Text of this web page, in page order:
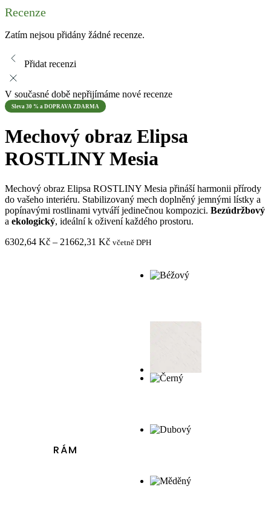
Recenze
Zatím nejsou přidány žádné recenze.
Přidat recenzi
V současné době nepřijímáme nové recenze
Sleva 30 % a DOPRAVA ZDARMA
Mechový obraz Elipsa
ROSTLINY Mesia
Mechový obraz Elipsa ROSTLINY Mesia přináší harmonii přírody
do vašeho interiéru. Stabilizovaný mech doplněný jemnými lístky a
popínavými rostlinami vytváří jedinečnou kompozici. Bezúdržbový
a ekologický, ideální k oživení každého prostoru.
6302,64 Kč – 21662,31 KčRozpětí
včetně DPH
RÁM